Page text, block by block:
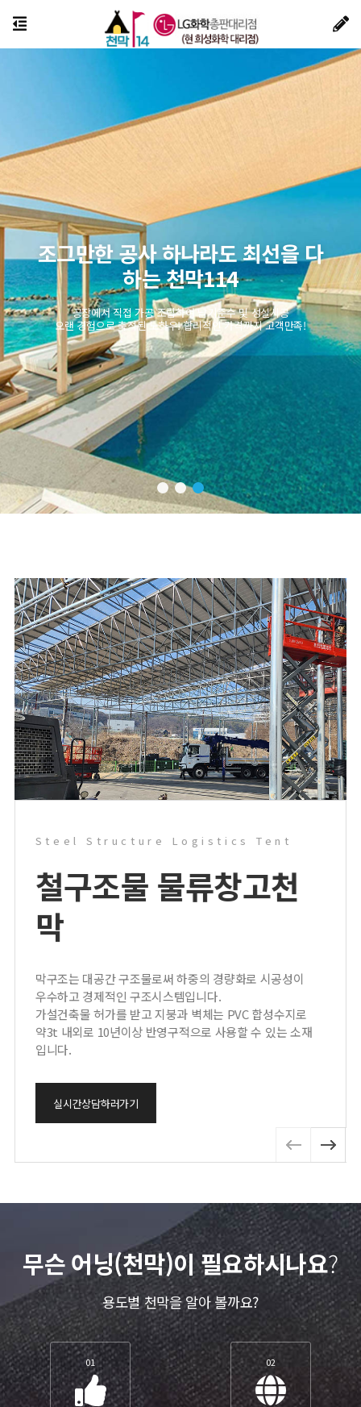
조그만한 공사 하나라도 최선을 다
하는 천막114
공장에서 직접 가공 조립하여 납기준수 및 성실시공
오랜 경험으로 축적된 노하우! 합리적인 가격까지 고객만족!
Steel Structure Logistics Tent
철구조물 물류창고천
막
막구조는 대공간 구조물로써 하중의 경량화로 시공성이
우수하고 경제적인 구조시스템입니다.
가설건축물 허가를 받고 지붕과 벽체는 PVC 합성수지로
약3t 내외로 10년이상 반영구적으로 사용할 수 있는 소재
입니다.
실시간상담하러가기
무슨 어닝(천막)이 필요하시나요?
용도별 천막을 알아 볼까요?
01 02